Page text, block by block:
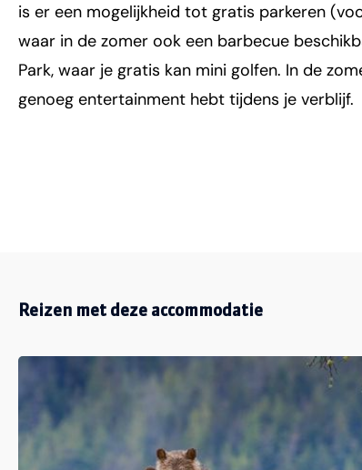
is er een mogelijkheid tot gratis parkeren
waar in de zomer ook een barbecue
Park, waar je gratis kan mini golfen. In de
genoeg entertainment hebt tijdens je verblijf.
Reizen met deze accommodatie